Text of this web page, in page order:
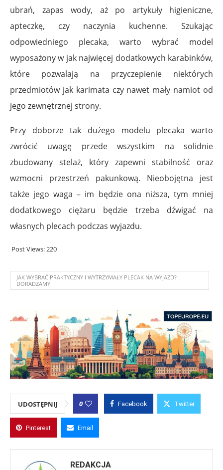
ubrań, zapas wody, aż po artykuły higieniczne,
apteczkę, czy naczynia kuchenne. Szukając
odpowiedniego plecaka, warto wybrać model
wyposażony w jak najwięcej dodatkowych karabinków,
które pozwalają na przyczepienie niektórych
przedmiotów jak karimata czy nawet mały namiot od
jego zewnętrznej strony.
Przy doborze tak dużego modelu plecaka warto
zwrócić uwagę przede wszystkim na solidnie
zbudowany stelaż, który zapewni stabilność oraz
wzmocni przestrzeń pakunkową. Nieobojętna jest
także jego waga – im będzie ona niższa, tym mniej
dodatkowego ciężaru będzie trzeba dźwigać na
własnych plecach podczas wyjazdu.
Post Views:220
JAK WYBRAĆ PRAKTYCZNY I WYTRZYMAŁY PLECAK NA WYJAZD?
DORADZAMY
UDOSTĘPNIJ 0 Facebook Twitter
Pinterest Email
REDAKCJA